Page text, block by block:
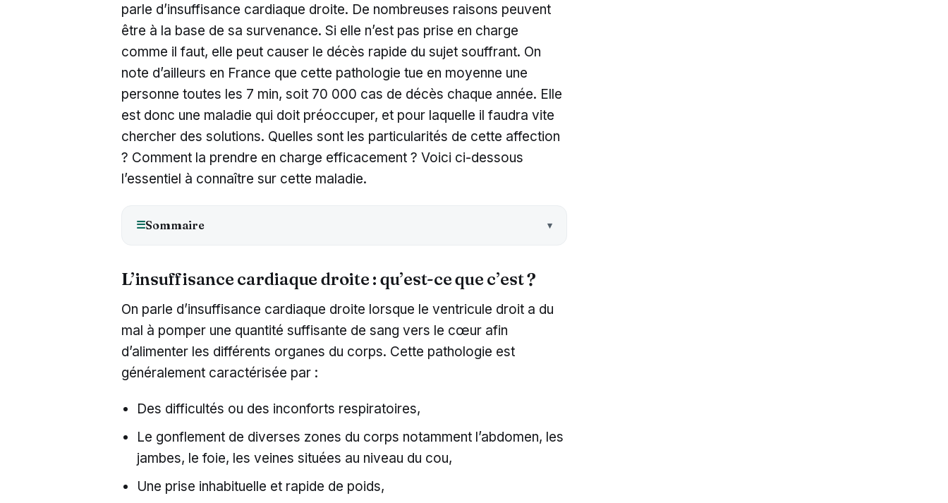
parle d’insuffisance cardiaque droite. De nombreuses raisons peuvent
être à la base de sa survenance. Si elle n’est pas prise en charge
comme il faut, elle peut causer le décès rapide du sujet souffrant. On
note d’ailleurs en France que cette pathologie tue en moyenne une
personne toutes les 7 min, soit 70 000 cas de décès chaque année. Elle
est donc une maladie qui doit préoccuper, et pour laquelle il faudra vite
chercher des solutions. Quelles sont les particularités de cette affection
? Comment la prendre en charge efficacement ? Voici ci-dessous
l’essentiel à connaître sur cette maladie.
☰Sommaire
L’insuffisance cardiaque droite : qu’est-ce que c’est ?
On parle d’insuffisance cardiaque droite lorsque le ventricule droit a du
mal à pomper une quantité suffisante de sang vers le cœur afin
d’alimenter les différents organes du corps. Cette pathologie est
généralement caractérisée par :
Des difficultés ou des inconforts respiratoires,
Le gonflement de diverses zones du corps notamment l’abdomen, les
jambes, le foie, les veines situées au niveau du cou,
Une prise inhabituelle et rapide de poids,